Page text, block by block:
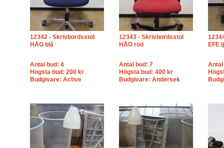
12342 - Skrivbordsstol
HÅG blå
Antal bud: 4
Högsta bud: 200 kr
Budgivare: Active
12343 - Skrivbordsstol
HÅG röd
Antal bud: 7
Högsta bud: 400 kr
Budgivare: Andersek
EFE
Antal